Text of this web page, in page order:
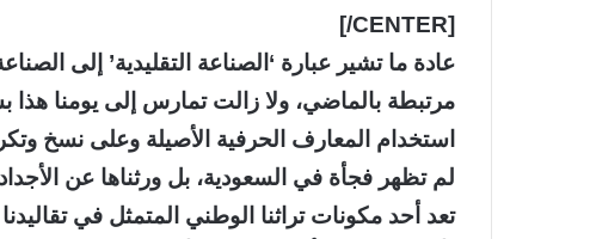
[/CENTER]
عادة ما تشير عبارة ‘الصناعة التقليدية’ إلى
مرتبطة بالماضي، ولا زالت تمارس إلى يومنا
استخدام المعارف الحرفية الأصيلة وعلى نسخ
لم تظهر فجأة في السعودية، بل ورثناها عن
تعد أحد مكونات تراثنا الوطني المتمثل في تقاليدنا